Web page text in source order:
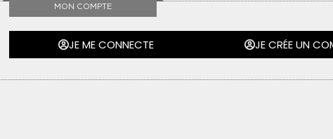
MON COMPTE
JE ME CONNECTE JE CRÉE UN